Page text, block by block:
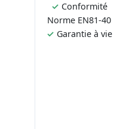
✓ Conformité
Norme EN81-40
✓ Garantie à vie